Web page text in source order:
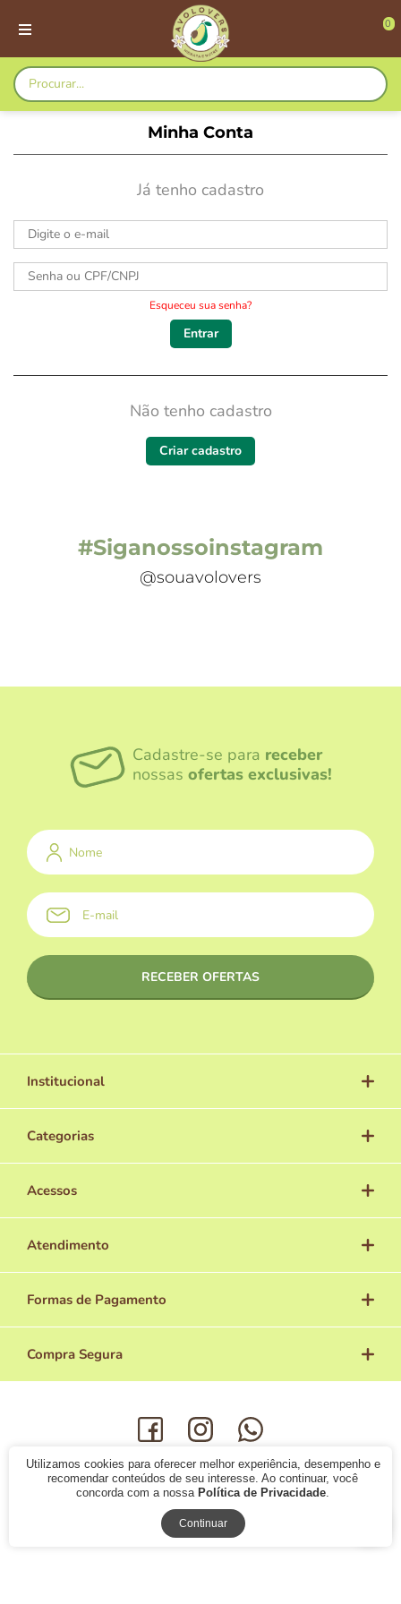
0
Minha Conta
Já tenho cadastro
Esqueceu sua senha?
Entrar
Não tenho cadastro
Criar cadastro
#Siganossoinstagram
@souavolovers
Cadastre-se para receber
nossas ofertas exclusivas!
Institucional
Categorias
Acessos
Atendimento
Formas de Pagamento
Compra Segura
© 2019 -Avolovers Cosméticos - Todos os direitos reservados.
Utilizamos cookies para oferecer melhor experiência, desempenho e
recomendar conteúdos de seu interesse. Ao continuar, você
concorda com a nossa Política de Privacidade.
Continuar